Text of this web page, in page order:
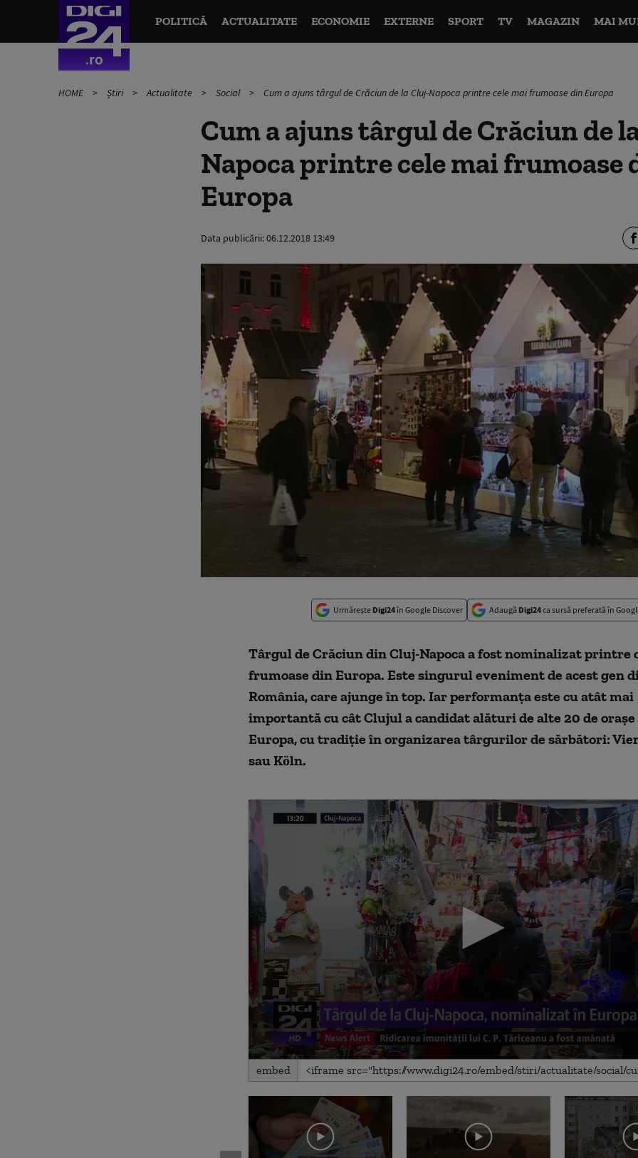
POLITICĂ ACTUALITATE ECONOMIE EXTERNE SPORT TV MAGAZIN MAI
HOME Știri Actualitate Social Cum a ajuns târgul de Crăciun de la Cluj-Napoca printre cele mai frumoase din Europa
Cum a ajuns târgul de Crăciun de
Napoca printre cele mai frumoase
Europa
Data publicării:06.12.2018 13:49
Urmărește Digi24în Google Discover Adaugă Digi24ca sursă preferată în
Târgul de Crăciun din Cluj-Napoca a fost nominalizat printre
frumoase din Europa. Este singurul eveniment de acest gen
România, care ajunge în top. Iar performanţa este cu atât mai
importantă cu cât Clujul a candidat alături de alte 20 de
Europa, cu tradiţie în organizarea târgurilor de sărbători:
sau Köln.
0
seconds
2
second
Volume
90%
embed